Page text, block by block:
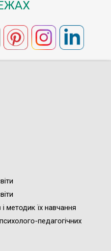
методик їх навчання
педагогічних